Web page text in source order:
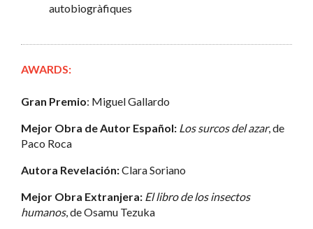
autobiogràfiques
AWARDS:
Gran Premio: Miguel Gallardo
Mejor Obra de Autor Español: Los surcos del azar, de
Paco Roca
Autora Revelación:Clara Soriano
Mejor Obra Extranjera: El libro de los insectos
humanos, de Osamu Tezuka